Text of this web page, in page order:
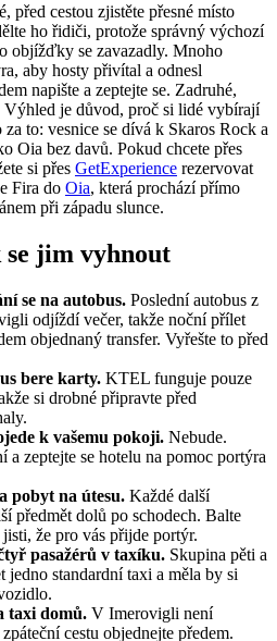
před cestou zjistěte přesné místo
ho řidiči, protože správný výchozí
objížďky se zavazadly. Mnoho
aby hosty přivítal a odnesl
napište a zeptejte se. Zadruhé,
Výhled je důvod, proč si lidé vybírají
to: vesnice se dívá k Skaros Rock a
Oia bez davů. Pokud chcete přes
si přes GetExperience rezervovat
Fira do Oia, která prochází přímo
při západu slunce.
se jim vyhnout
se na autobus. Poslední autobus z
odjíždí večer, takže noční přílet
objednaný transfer. Vyřešte to před
bere karty. KTEL funguje pouze
si drobné připravte před
k vašemu pokoji. Nebude.
a zeptejte se hotelu na pomoc portýra
pobyt na útesu. Každé další
předmět dolů po schodech. Balte
že pro vás přijde portýr.
pasažérů v taxíku. Skupina pěti a
jedno standardní taxi a měla by si
taxi domů. V Imerovigli není
cestu objednejte předem.